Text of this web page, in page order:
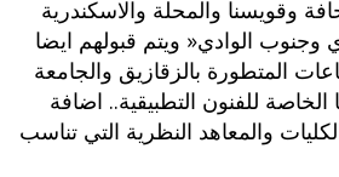
وقويسنا والمحلة والاسكندرية
الوادي‮« ‬ويتم قبولهم ايضا
المتطورة بالزقازيق ‬والجامعة
الخاصة للفنون التطبيقية‮.. ‬اضافة
والمعاهد النظرية التي تناسب